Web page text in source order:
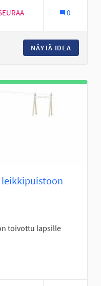
SEURAAJAA 0
NÄYTÄ IDEA
leikkipuistoon
toivottu lapsille
Seinäjoki